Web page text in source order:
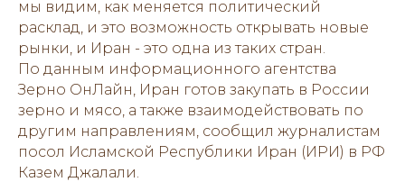
мы видим, как меняется политический
расклад, и это возможность открывать новые
рынки, и Иран - это одна из таких стран.
По данным информационного агентства
Зерно ОнЛайн, Иран готов закупать в России
зерно и мясо, а также взаимодействовать по
другим направлениям, сообщил журналистам
посол Исламской Республики Иран (ИРИ) в РФ
Казем Джалали.